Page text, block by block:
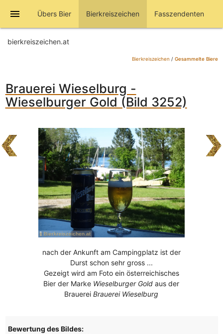
menu Übers Bier Bierkreiszeichen Fasszendenten
bierkreiszeichen.at
Bierkreiszeichen / Gesammelte Biere
Brauerei Wieselburg -
Wieselburger Gold (Bild 3252)
nach der Ankunft am Campingplatz ist der
Durst schon sehr gross ...
Gezeigt wird am Foto ein österreichisches
Bier der Marke Wieselburger Gold aus der
BrauereiBrauerei Wieselburg
Bewertung des Bildes: